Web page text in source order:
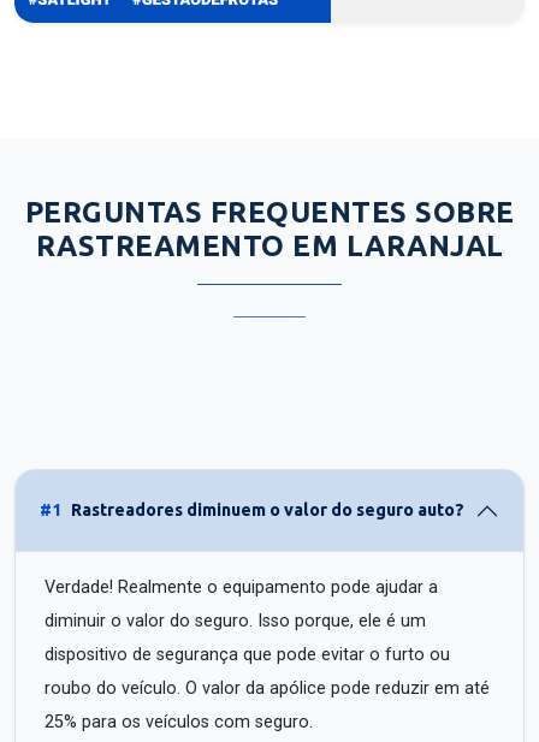
PERGUNTAS FREQUENTES SOBRE
RASTREAMENTO EM LARANJAL
#1 Rastreadores diminuem o valor do seguro auto?
Verdade! Realmente o equipamento pode ajudar a
diminuir o valor do seguro. Isso porque, ele é um
dispositivo de segurança que pode evitar o furto ou
roubo do veículo. O valor da apólice pode reduzir em até
25% para os veículos com seguro.